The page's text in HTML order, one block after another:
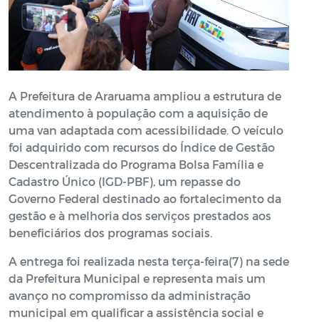
A Prefeitura de Araruama ampliou a estrutura de
atendimento à população com a aquisição de
uma van adaptada com acessibilidade. O veículo
foi adquirido com recursos do Índice de Gestão
Descentralizada do Programa Bolsa Família e
Cadastro Único (IGD-PBF), um repasse do
Governo Federal destinado ao fortalecimento da
gestão e à melhoria dos serviços prestados aos
beneficiários dos programas sociais.
A entrega foi realizada nesta terça-feira(7) na sede
da Prefeitura Municipal e representa mais um
avanço no compromisso da administração
municipal em qualificar a assistência social e